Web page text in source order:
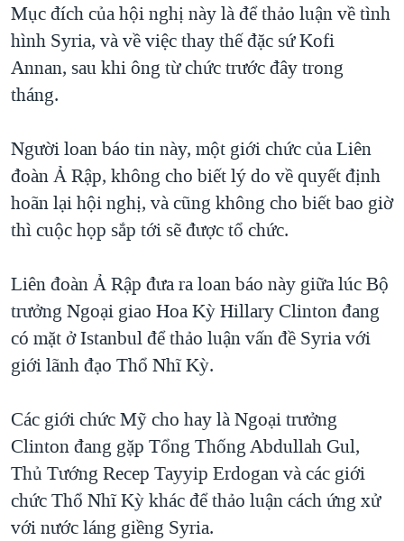
Mục đích của hội nghị này là để thảo luận về tình
hình Syria, và về việc thay thế đặc sứ Kofi
Annan, sau khi ông từ chức trước đây trong
tháng.
Người loan báo tin này, một giới chức của Liên
đoàn Ả Rập, không cho biết lý do về quyết định
hoãn lại hội nghị, và cũng không cho biết bao giờ
thì cuộc họp sắp tới sẽ được tổ chức.
Liên đoàn Ả Rập đưa ra loan báo này giữa lúc Bộ
trưởng Ngoại giao Hoa Kỳ Hillary Clinton đang
có mặt ở Istanbul để thảo luận vấn đề Syria với
giới lãnh đạo Thổ Nhĩ Kỳ.
Các giới chức Mỹ cho hay là Ngoại trưởng
Clinton đang gặp Tổng Thống Abdullah Gul,
Thủ Tướng Recep Tayyip Erdogan và các giới
chức Thổ Nhĩ Kỳ khác để thảo luận cách ứng xử
với nước láng giềng Syria.